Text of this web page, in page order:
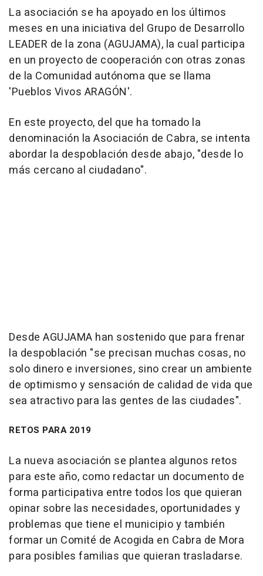
La asociación se ha apoyado en los últimos
meses en una iniciativa del Grupo de Desarrollo
LEADER de la zona (AGUJAMA), la cual participa
en un proyecto de cooperación con otras zonas
de la Comunidad autónoma que se llama
'Pueblos Vivos ARAGÓN'.
En este proyecto, del que ha tomado la
denominación la Asociación de Cabra, se intenta
abordar la despoblación desde abajo, "desde lo
más cercano al ciudadano".
Desde AGUJAMA han sostenido que para frenar
la despoblación "se precisan muchas cosas, no
solo dinero e inversiones, sino crear un ambiente
de optimismo y sensación de calidad de vida que
sea atractivo para las gentes de las ciudades".
RETOS PARA 2019
La nueva asociación se plantea algunos retos
para este año, como redactar un documento de
forma participativa entre todos los que quieran
opinar sobre las necesidades, oportunidades y
problemas que tiene el municipio y también
formar un Comité de Acogida en Cabra de Mora
para posibles familias que quieran trasladarse.